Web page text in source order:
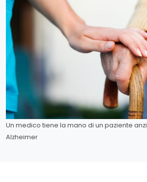
Un medico tiene la mano di un paziente
Alzheimer